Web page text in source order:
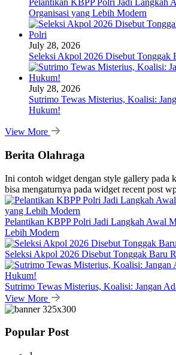
Pelantikan KBPP Polri Jadi Langkah
Organisasi yang Lebih Modern
July 28, 2026
Seleksi Akpol 2026 Disebut Tonggak
July 28, 2026
Sutrimo Tewas Misterius, Koalisi:
Hukum!
View More
Berita Olahraga
Ini contoh widget dengan style gallery pada
bisa mengaturnya pada widget recent post
Pelantikan KBPP Polri Jadi Langkah Awal
Lebih Modern
Seleksi Akpol 2026 Disebut Tonggak Baru
Sutrimo Tewas Misterius, Koalisi: Jangan
View More
Popular Post